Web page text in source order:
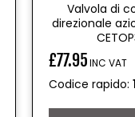
Valvola di
direzionale
Prezzo
di
£77.95INC VAT
Codice rapido: